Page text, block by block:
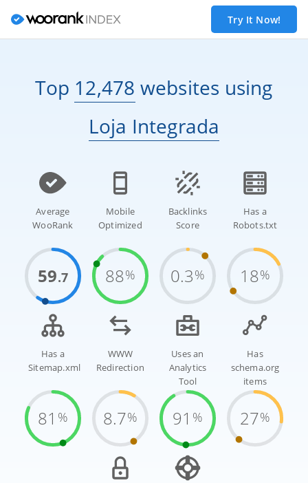
Try It Now!
Top 12,478 websites using
Loja Integrada
Average
WooRank
59.7
Mobile
Optimized
88%
Backlinks
Score
0.3%
Has a
Robots.txt
18%
Has a
Sitemap.xml
81 %
WWW
Redirection
8.7%
Uses an
Analytics
Tool
91 %
Has
schema.org
items
27%